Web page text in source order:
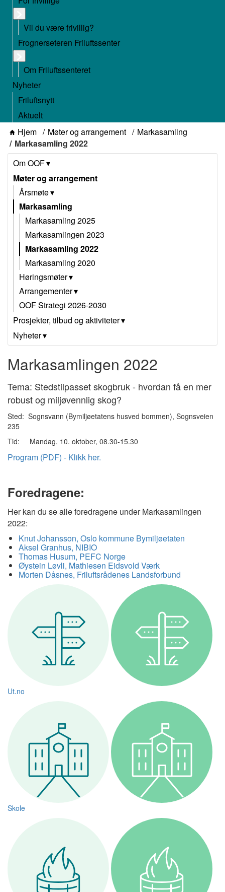
Vil du være frivillig?
Frognerseteren Friluftssenter
Om Friluftssenteret
Nyheter
Friluftsnytt
Aktuelt
Hjem
Møter og arrangement
Markasamling
Markasamling 2022
Om OOF
Møter og arrangement
Årsmøte
Markasamling
Markasamling 2025
Markasamlingen 2023
Markasamling 2022
Markasamling 2020
Høringsmøter
Arrangementer
OOF Strategi 2026-2030
Prosjekter, tilbud og aktiviteter
Nyheter
Markasamlingen 2022
Tema: Stedstilpasset skogbruk - hvordan få en mer
robust og miljøvennlig skog?
Sted: Sognsvann (Bymiljøetatens husved bommen), Sognsveien
235
Tid: Mandag, 10. oktober, 08.30-15.30
Program (PDF) - Klikk her.
Foredragene:
Her kan du se alle foredragene under Markasamlingen
2022:
Knut Johansson, Oslo kommune Bymiljøetaten
Aksel Granhus, NIBIO
Thomas Husum, PEFC Norge
Øystein Løvli, Mathiesen Eidsvold Værk
Morten Dåsnes, Friluftsrådenes Landsforbund
Ut.no
Skole